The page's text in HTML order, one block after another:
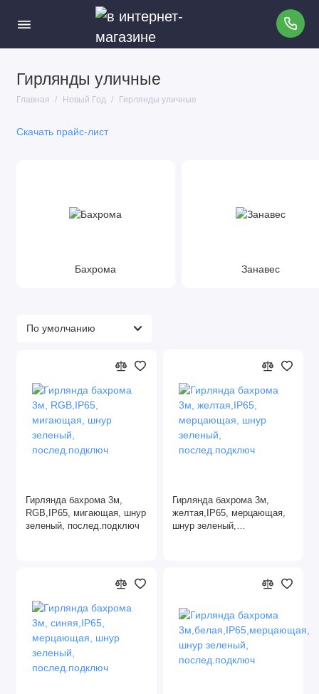
Гирлянды уличные
Главная Новый Год Гирлянды уличные
Гирлянды уличные
Скачать прайс-лист
Бахрома Занавес
Гирлянда бахрома 3м,
RGB,IP65, мигающая, шнур
зеленый, послед.подключ
Гирлянда бахрома 3м,
желтая,IP65, мерцающая,
шнур зеленый,